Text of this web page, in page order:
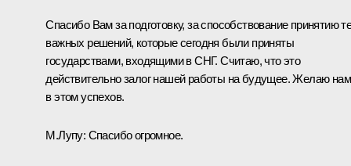
Спасибо Вам за подготовку, за способствование принятию
важных решений, которые сегодня были приняты
государствами, входящими в СНГ. Считаю, что это
действительно залог нашей работы на будущее. Желаю нам
в этом успехов.
М.Лупу: Спасибо огромное.